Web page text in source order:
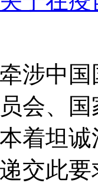
涉中
会、
着坦
交此要